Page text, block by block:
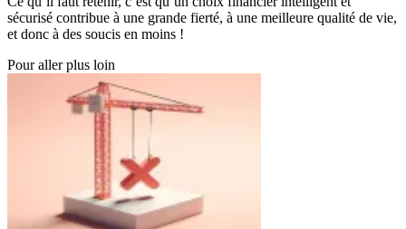
sécurisé contribue à une grande fierté, à une meilleure qualité de vie,
et donc à des soucis en moins !
Pour aller plus loin